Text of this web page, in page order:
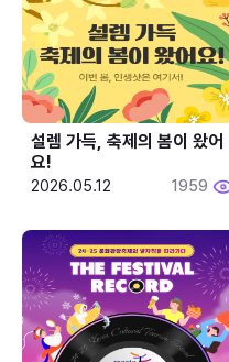
설렘 가득, 축제의 봄이 왔어
요!
2026.05.12 1959